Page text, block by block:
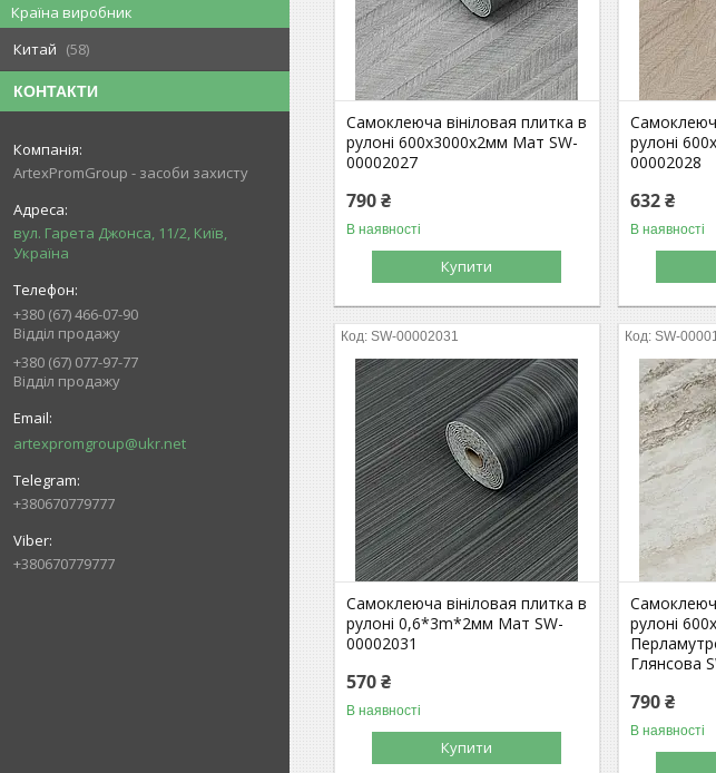
Країна виробник
Китай
58
КОНТАКТИ
ArtexPromGroup - засоби захисту
вул. Гарета Джонса, 11/2, Київ,
Україна
+380 (67) 466-07-90
Відділ продажу
+380 (67) 077-97-77
Відділ продажу
artexpromgroup@ukr.net
+380670779777
+380670779777
Самоклеюча вініловая плитка в
рулоні 600х3000х2мм Мат SW-
00002027
790 ₴
В наявності
Купити
рулоні
00002028
632 ₴
В наявності
SW-00002031
Самоклеюча вініловая плитка в
рулоні 0,6*3m*2мм Мат SW-
00002031
570 ₴
В наявності
Купити
SW-
рулоні
Глянсова
790 ₴
В наявності